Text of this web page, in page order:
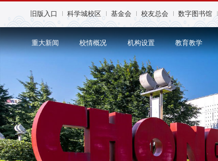
旧版入口 科学城校区 基金会 校友总会 数字图书馆
重大新闻 校情概况 机构设置 教育教学